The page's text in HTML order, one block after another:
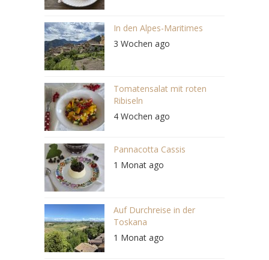
In den Alpes-Maritimes
3 Wochen ago
Tomatensalat mit roten
Ribiseln
4 Wochen ago
Pannacotta Cassis
1 Monat ago
Auf Durchreise in der
Toskana
1 Monat ago